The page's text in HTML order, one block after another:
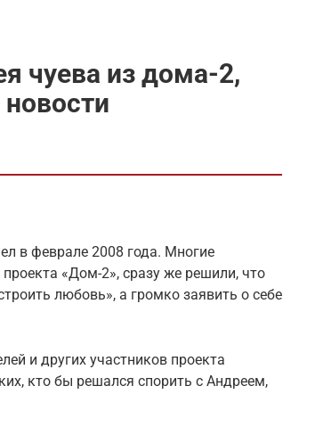
чуева из дома-2,
в феврале 2008 года. Многие
«Дом-2», сразу же решили, что
любовь», а громко заявить о себе
и других участников проекта
кто бы решался спорить с Андреем,